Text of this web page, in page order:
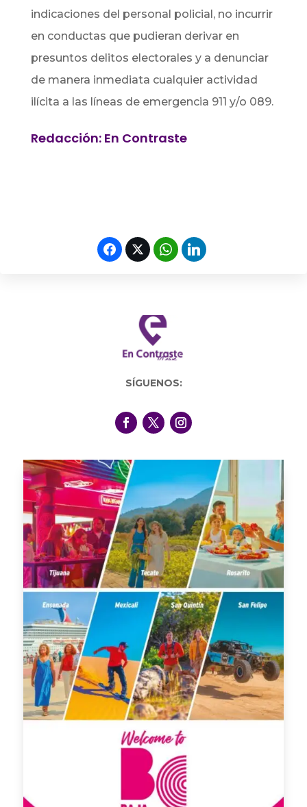
indicaciones del personal policial, no incurrir
en conductas que pudieran derivar en
presuntos delitos electorales y a denunciar
de manera inmediata cualquier actividad
ilícita a las líneas de emergencia 911 y/o 089.
Redacción: En Contraste
SÍGUENOS: